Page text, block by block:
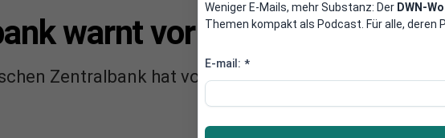
warnt vor neuer
Zentralbank hat vor dem Ausbruch einer neuen
Weniger E-Mails, mehr Substanz: Der DWN-
Themen kompakt als Podcast. Für alle, deren
E-mail: *